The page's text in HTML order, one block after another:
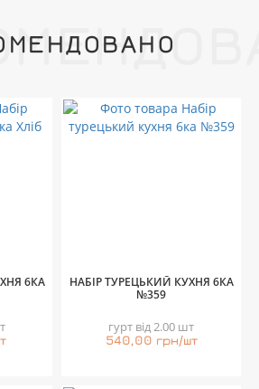
6КА
НАБІР ТУРЕЦЬКИЙ КУХНЯ 6КА
№359
гурт від 2.00 шт
540,00 грн/шт